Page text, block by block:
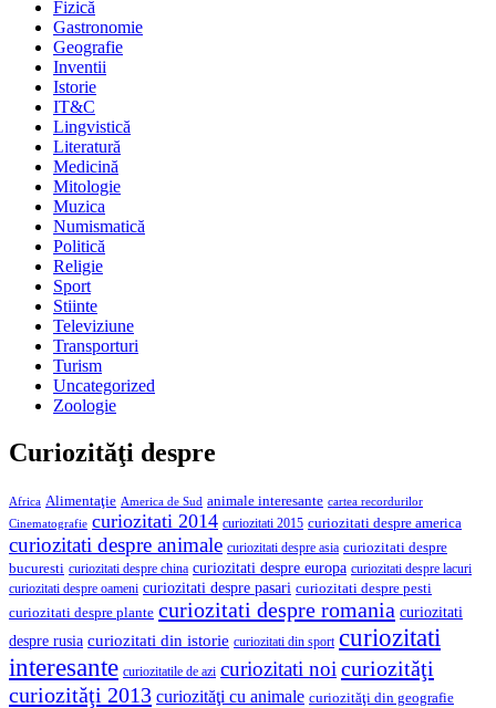
Fizică
Gastronomie
Geografie
Inventii
Istorie
IT&C
Lingvistică
Literatură
Medicină
Mitologie
Muzica
Numismatică
Politică
Religie
Sport
Stiinte
Televiziune
Transporturi
Turism
Uncategorized
Zoologie
Curiozităţi despre
Africa Alimentaţie America de Sud animale interesante cartea recordurilor
Cinematografie curiozitati 2014 curiozitati 2015 curiozitati despre america
curiozitati despre animale curiozitati despre asia curiozitati despre
bucuresti curiozitati despre china curiozitati despre europa curiozitati despre lacuri
curiozitati despre oameni curiozitati despre pasari curiozitati despre pesti
curiozitati despre plante curiozitati despre romania curiozitati
despre rusia curiozitati din istorie curiozitati din sport curiozitati
interesante curiozitatile de azi curiozitati noi curiozităţi
curiozităţi 2013 curiozităţi cu animale curiozităţi din geografie